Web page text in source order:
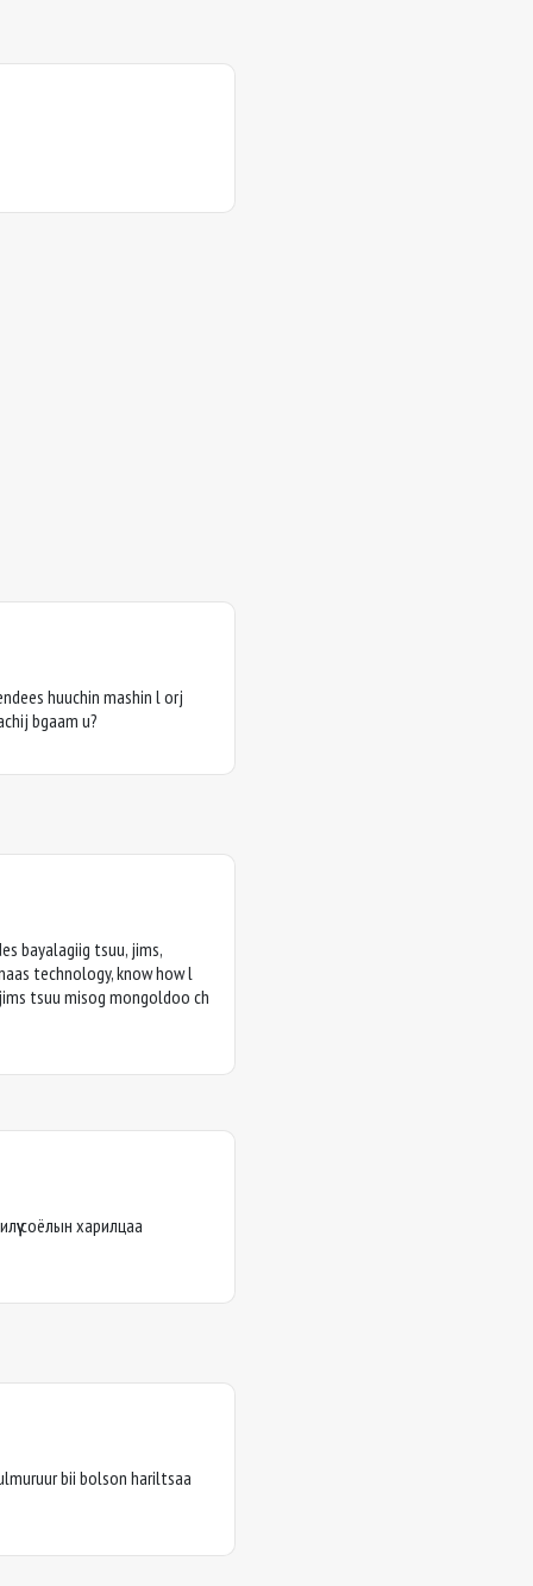
huuchin mashin l orj
bgaam u?
bayalagiig tsuu, jims,
technology, know how l
tsuu misog mongoldoo ch
соёлын харилцаа
bii bolson hariltsaa